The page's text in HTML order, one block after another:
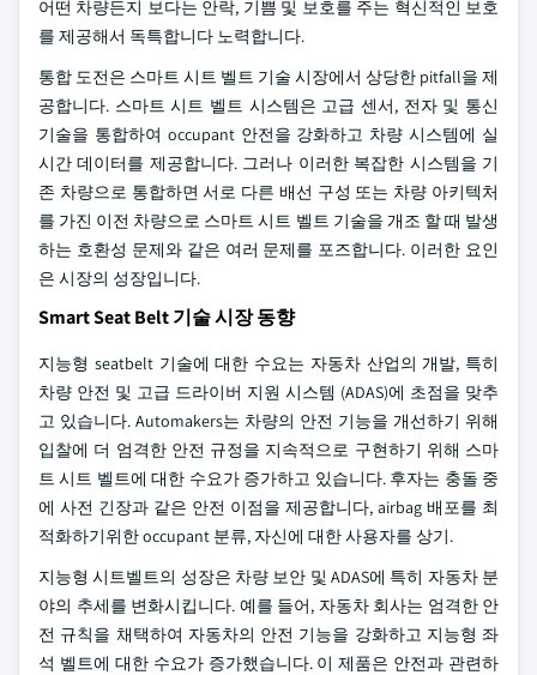
어떤 차량든지 보다는 안락, 기쁨 및 보호를 주는 혁신적인 보호
를 제공해서 독특합니다 노력합니다.
통합 도전은 스마트 시트 벨트 기술 시장에서 상당한 pitfall을 제
공합니다. 스마트 시트 벨트 시스템은 고급 센서, 전자 및 통신
기술을 통합하여 occupant 안전을 강화하고 차량 시스템에 실
시간 데이터를 제공합니다. 그러나 이러한 복잡한 시스템을 기
존 차량으로 통합하면 서로 다른 배선 구성 또는 차량 아키텍처
를 가진 이전 차량으로 스마트 시트 벨트 기술을 개조 할 때 발생
하는 호환성 문제와 같은 여러 문제를 포즈합니다. 이러한 요인
은 시장의 성장입니다.
Smart Seat Belt 기술 시장 동향
지능형 seatbelt 기술에 대한 수요는 자동차 산업의 개발, 특히
차량 안전 및 고급 드라이버 지원 시스템 (ADAS)에 초점을 맞추
고 있습니다. Automakers는 차량의 안전 기능을 개선하기 위해
입찰에 더 엄격한 안전 규정을 지속적으로 구현하기 위해 스마
트 시트 벨트에 대한 수요가 증가하고 있습니다. 후자는 충돌 중
에 사전 긴장과 같은 안전 이점을 제공합니다, airbag 배포를 최
적화하기위한 occupant 분류, 자신에 대한 사용자를 상기.
지능형 시트벨트의 성장은 차량 보안 및 ADAS에 특히 자동차 분
야의 추세를 변화시킵니다. 예를 들어, 자동차 회사는 엄격한 안
전 규칙을 채택하여 자동차의 안전 기능을 강화하고 지능형 좌
석 벨트에 대한 수요가 증가했습니다. 이 제품은 안전과 관련하